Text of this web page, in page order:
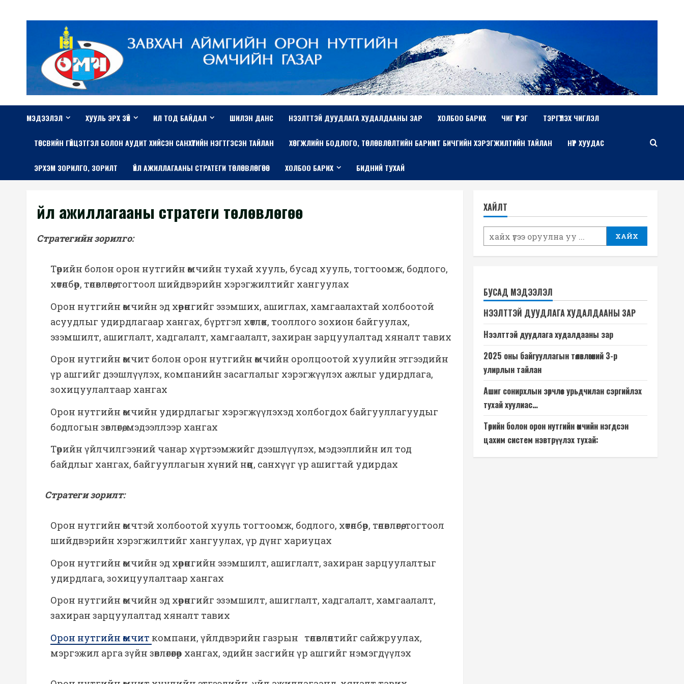
МЭДЭЭЛЭЛ ХУУЛЬ ЭРХ ЗҮЙ ИЛ ТОД БАЙДАЛ ШИЛЭН ДАНС НЭЭЛТТЭЙ ДУУДЛАГА ХУДАЛДААНЫ ЗАР ХОЛБОО БАРИХ ЧИГ ҮҮРЭГ ТЭРГҮҮЛЭХ ЧИГЛЭЛ
TӨСВИЙН ГҮЙЦЭТГЭЛ БОЛОН АУДИТ ХИЙСЭН САНХҮҮГИЙН НЭГТГЭСЭН ТАЙЛАН ХӨГЖЛИЙН БОДЛОГО, ТӨЛӨВЛӨЛТИЙН БАРИМТ БИЧГИЙН ХЭРЭГЖИЛТИЙН ТАЙЛАН НҮҮР ХУУДАС
ЭРХЭМ ЗОРИЛГО, ЗОРИЛТ ҮЙЛ АЖИЛЛАГААНЫ СТРАТЕГИ ТӨЛӨВЛӨГӨӨ ХОЛБОО БАРИХ БИДНИЙ ТУХАЙ
Үйл ажиллагааны стратеги төлөвлөгөө
Стратегийн зорилго:
Төрийн болон орон нутгийн өмчийн тухай хууль, бусад хууль, тогтоомж, бодлого,
хөтөлбөр, төлөвлөгөө, тогтоол шийдвэрийн хэрэгжилтийг хангуулах
Орон нутгийн өмчийн эд хөрөнгийг эзэмших, ашиглах, хамгаалахтай холбоотой
асуудлыг удирдлагаар хангах, бүртгэл хөтлөх, тооллого зохион байгуулах,
эзэмшилт, ашиглалт, хадгалалт, хамгаалалт, захиран зарцуулалтад хяналт тавих
Орон нутгийн өмчит болон орон нутгийн өмчийн оролцоотой хуулийн этгээдийн
үр ашгийг дээшлүүлэх, компанийн засаглалыг хэрэгжүүлэх ажлыг удирдлага,
зохицуулалтаар хангах
Орон нутгийн өмчийн удирдлагыг хэрэгжүүлэхэд холбогдох байгууллагуудыг
бодлогын зөвлөгөө, мэдээллээр хангах
Төрийн үйлчилгээний чанар хүртээмжийг дээшлүүлэх, мэдээллийн ил тод
байдлыг хангах, байгууллагын хүний нөөц, санхүүг үр ашигтай удирдах
Стратеги зорилт:
Орон нутгийн өмчтэй холбоотой хууль тогтоомж, бодлого, хөтөлбөр, төлөвлөгөө, тогтоол
шийдвэрийн хэрэгжилтийг хангуулах, үр дүнг хариуцах
Орон нутгийн өмчийн эд хөрөнгийн эзэмшилт, ашиглалт, захиран зарцуулалтыг
удирдлага, зохицуулалтаар хангах
Орон нутгийн өмчийн эд хөрөнгийг эзэмшилт, ашиглалт, хадгалалт, хамгаалалт,
захиран зарцуулалтад хяналт тавих
Орон нутгийн өмчит компани, үйлдвэрийн газрын төлөвлөлтийг сайжруулах,
мэргэжил арга зүйн зөвлөгөөгөөр хангах, эдийн засгийн үр ашгийг нэмэгдүүлэх
ХАЙЛТ
ХАЙХ
БУСАД МЭДЭЭЛЭЛ
НЭЭЛТТЭЙ ДУУДЛАГА ХУДАЛДААНЫ ЗАР
Нээлттэй дуудлага худалдааны зар
2025 оны байгууллагын төлөвлөгөөний 3-р
улирлын тайлан
Ашиг сонирхлын зөрчлөөс урьдчилан сэргийлэх
тухай хуулиас…
Төрийн болон орон нутгийн өмчийн нэгдсэн
цахим систем нэвтрүүлэх тухай: